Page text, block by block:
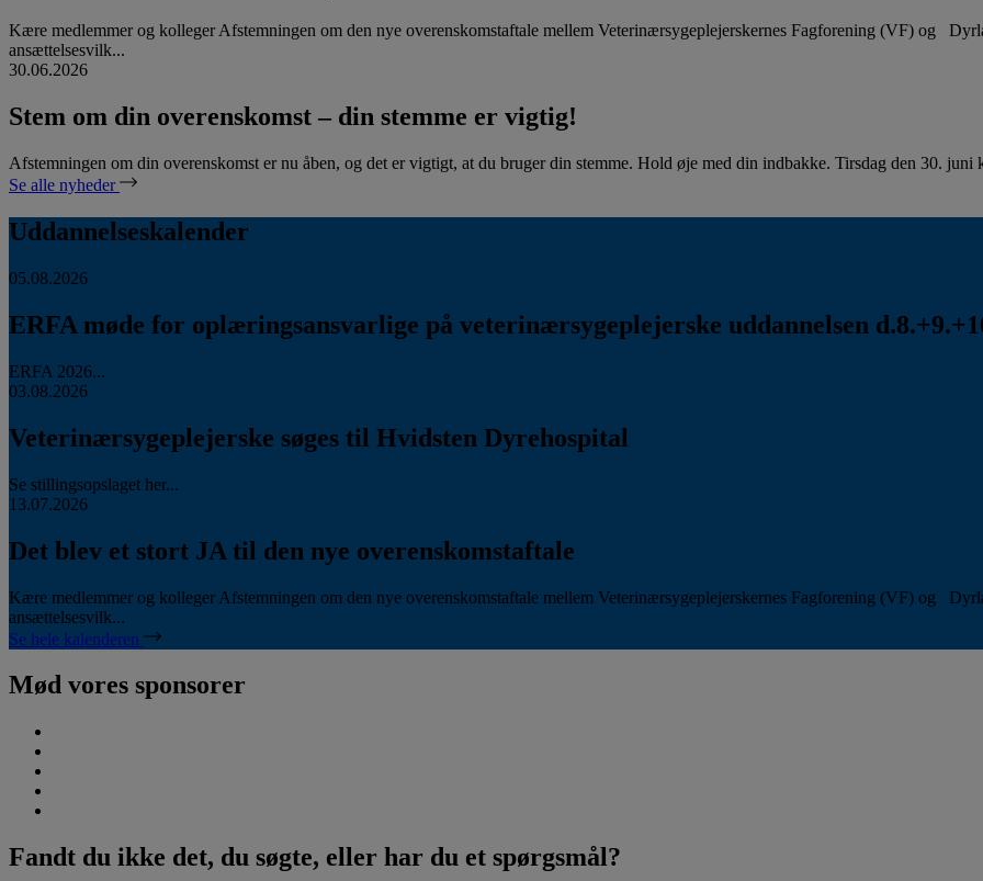
Kære medlemmer og kolleger Afstemningen om den nye overenskomstaftale mellem Veterinærsygeplejerskernes Fagforening (VF) og
ansættelsesvilk...
30.06.2026
Stem om din overenskomst – din stemme er vigtig!
Afstemningen om din overenskomst er nu åben, og det er vigtigt, at du bruger din stemme. Hold øje med din indbakke. Tirsdag den 30.
Se alle nyheder
Uddannelseskalender
05.08.2026
ERFA møde for oplæringsansvarlige på veterinærsygeplejerske uddannelsen
ERFA 2026...
03.08.2026
Veterinærsygeplejerske søges til Hvidsten Dyrehospital
Se stillingsopslaget her...
13.07.2026
Det blev et stort JA til den nye overenskomstaftale
Kære medlemmer og kolleger Afstemningen om den nye overenskomstaftale mellem Veterinærsygeplejerskernes Fagforening (VF) og
ansættelsesvilk...
Se hele kalenderen
Mød vores sponsorer
Fandt du ikke det, du søgte, eller har du et spørgsmål?